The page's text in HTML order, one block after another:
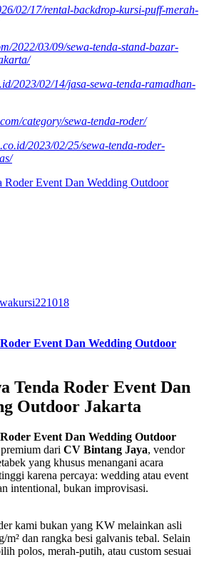
02/17/rental-backdrop-kursi-puff-merah-
2022/03/09/sewa-tenda-stand-bazar-
2023/02/14/jasa-sewa-tenda-ramadhan-
category/sewa-tenda-roder/
2023/02/25/sewa-tenda-roder-
Event Dan Wedding Outdoor
Tenda Roder Event Dan
Outdoor Jakarta
Event Dan Wedding Outdoor
dari CV Bintang Jaya, vendor
yang khusus menangani acara
karena percaya: wedding atau event
intentional, bukan improvisasi.
kami bukan yang KW melainkan asli
m² dan rangka besi galvanis tebal. Selain
polos, merah-putih, atau custom sesuai